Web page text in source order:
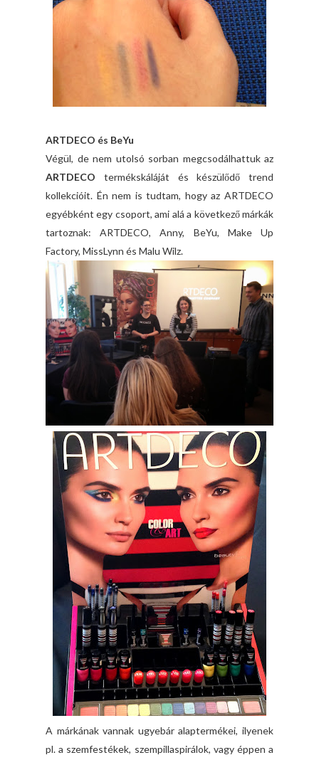
ARTDECO és BeYu
Végül, de nem utolsó sorban megcsodálhattuk az
ARTDECO termékskáláját és készülődő trend
kollekcióit. Én nem is tudtam, hogy az ARTDECO
egyébként egy csoport, ami alá a következő márkák
tartoznak: ARTDECO, Anny, BeYu, Make Up
Factory, MissLynn és Malu Wilz.
A márkának vannak ugyebár alaptermékei, ilyenek
pl. a szemfestékek, szempillaspirálok, vagy éppen a